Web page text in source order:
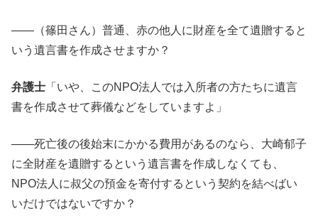
――（篠田さん）普通、赤の他人に財産を全て遺贈すると
いう遺言書を作成させますか？
弁護士 「いや、このNPO法人では入所者の方たちに遺言
書を作成させて葬儀などをしていますよ」
――死亡後の後始末にかかる費用があるのなら、大崎郁子
に全財産を遺贈するという遺言書を作成しなくても、
NPO法人に叔父の預金を寄付するという契約を結べばい
いだけではないですか？